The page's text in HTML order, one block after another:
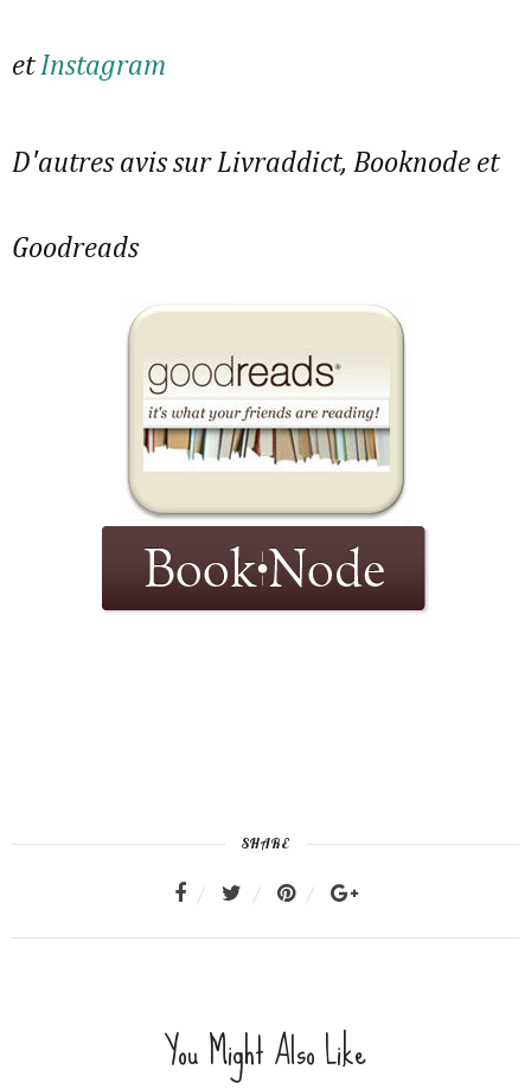
etInstagram
D'autres avis sur Livraddict, Booknode et
Goodreads
SHARE
You Might Also Like